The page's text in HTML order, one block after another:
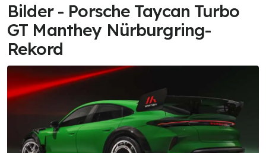
Bilder - Porsche Taycan Turbo
GT Manthey Nürburgring-
Rekord